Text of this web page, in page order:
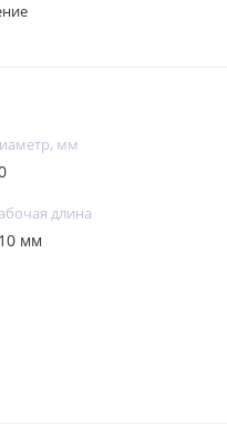
мм
длина
мм